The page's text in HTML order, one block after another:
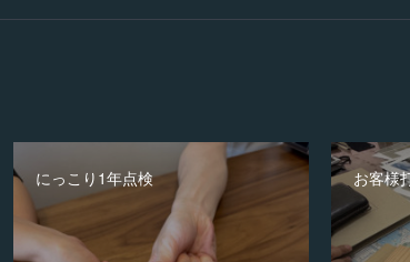
にっこり1年点検 お客様